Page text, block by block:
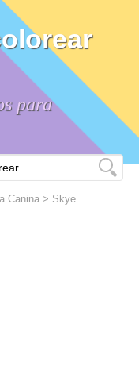
para
Canina > Skye